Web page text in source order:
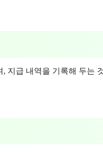
지급 내역을 기록해 두는